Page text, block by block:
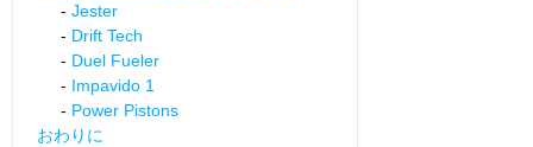
Jester
Drift Tech
Duel Fueler
Impavido 1
Power Pistons
おわりに